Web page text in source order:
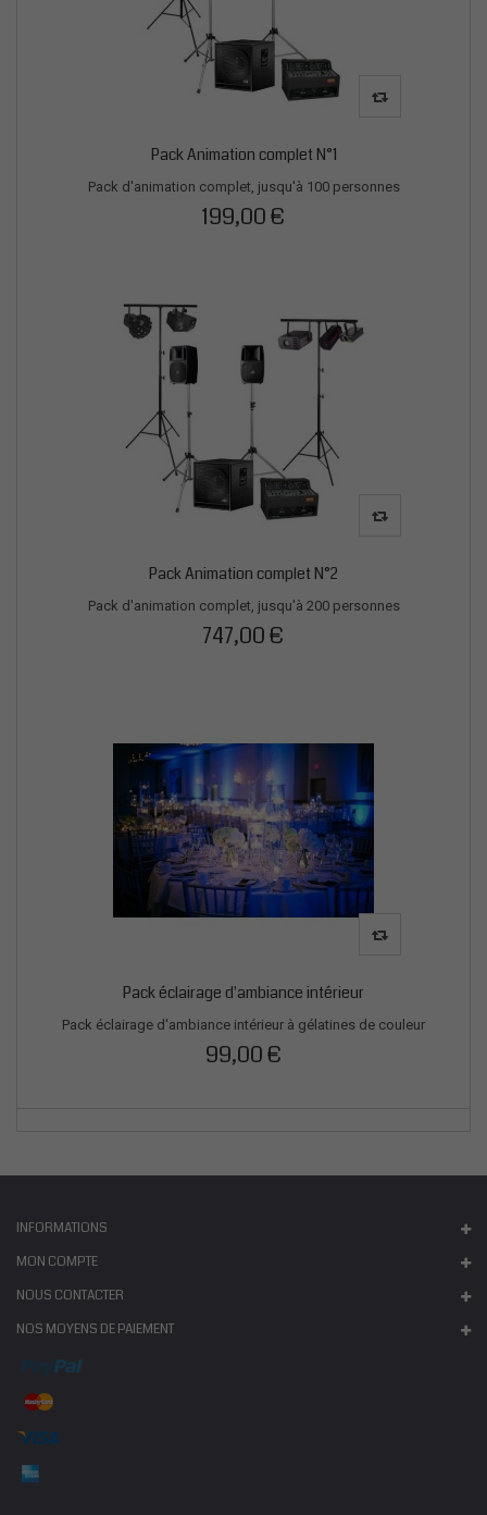
Pack Animation complet N°1
Pack d'animation complet, jusqu'à 100 personnes
199,00 €
Pack Animation complet N°2
Pack d'animation complet, jusqu'à 200 personnes
747,00 €
Pack éclairage d'ambiance intérieur
Pack éclairage d'ambiance intérieur à gélatines de couleur
99,00 €
INFORMATIONS
MON COMPTE
NOUS CONTACTER
NOS MOYENS DE PAIEMENT